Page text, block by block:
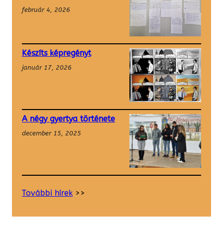
február 4, 2026
Készíts képregényt
január 17, 2026
A négy gyertya története
december 15, 2025
További hírek >>